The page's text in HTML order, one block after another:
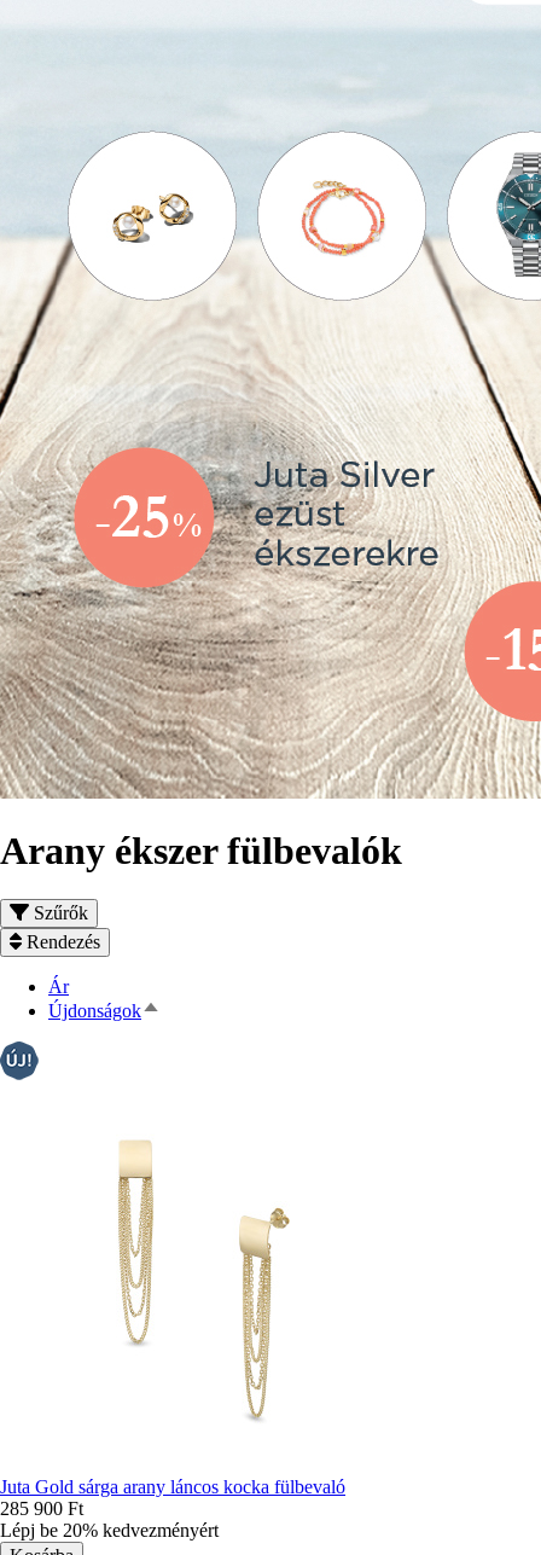
Arany ékszer fülbevalók
Szűrők
Rendezés
Ár
ÚjdonságokCsökkenő
Juta Gold sárga arany láncos kocka fülbevaló
285 900 Ft
Lépj be 20% kedvezményért